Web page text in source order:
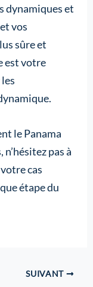
dynamiques et
vos
sûre et
est votre
le Panama
pas à
cas
étape du
SUIVANT